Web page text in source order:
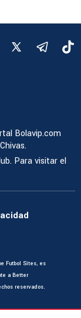
Bolavip.com
Para visitar el
Futbol Sites, es
a Better
reservados.